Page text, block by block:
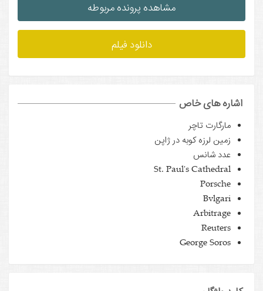
مشاهده پرونده مربوطه
دانلود فیلم
اشاره های خاص
مارگارت تاچر
زمین لرزه کوبه در ژاپن
عدد شانس
St. Paul's Cathedral
Porsche
Bvlgari
Arbitrage
Reuters
George Soros